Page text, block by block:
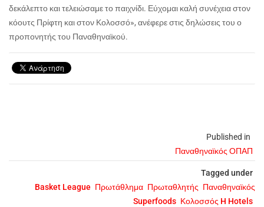
Published in
Παναθηναϊκός ΟΠΑΠ
Tagged under
Basket League Πρωτάθλημα Πρωταθλητής Παναθηναϊκός
Superfoods Κολοσσός H Hotels
δεκάλεπτο και τελειώσαμε το παιχνίδι. Εύχομαι καλή συνέχεια στον
κόουτς Πρίφτη και στον Κολοσσό», ανέφερε στις δηλώσεις του ο
προπονητής του Παναθηναϊκού.